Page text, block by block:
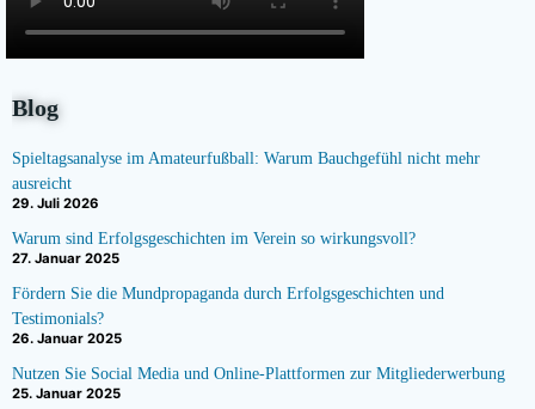
Blog
Spieltagsanalyse im Amateurfußball: Warum Bauchgefühl nicht mehr
ausreicht
29. Juli 2026
Warum sind Erfolgsgeschichten im Verein so wirkungsvoll?
27. Januar 2025
Fördern Sie die Mundpropaganda durch Erfolgsgeschichten und
Testimonials?
26. Januar 2025
Nutzen Sie Social Media und Online-Plattformen zur Mitgliederwerbung
25. Januar 2025